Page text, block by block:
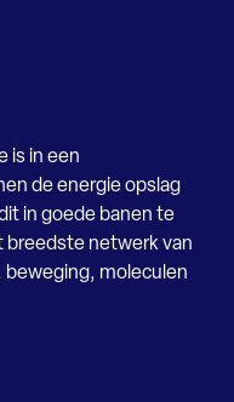
is in een
de energie opslag
in goede banen te
breedste netwerk van
beweging, moleculen